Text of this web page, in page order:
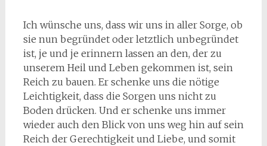
Ich wünsche uns, dass wir uns in aller Sorge, ob
sie nun begründet oder letztlich unbegründet
ist, je und je erinnern lassen an den, der zu
unserem Heil und Leben gekommen ist, sein
Reich zu bauen. Er schenke uns die nötige
Leichtigkeit, dass die Sorgen uns nicht zu
Boden drücken. Und er schenke uns immer
wieder auch den Blick von uns weg hin auf sein
Reich der Gerechtigkeit und Liebe, und somit